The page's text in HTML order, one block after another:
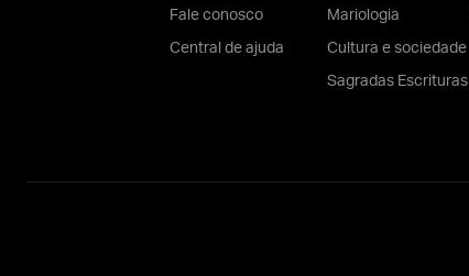
Fale conosco
Central de ajuda
Mariologia
Cultura e sociedade
Sagradas Escrituras